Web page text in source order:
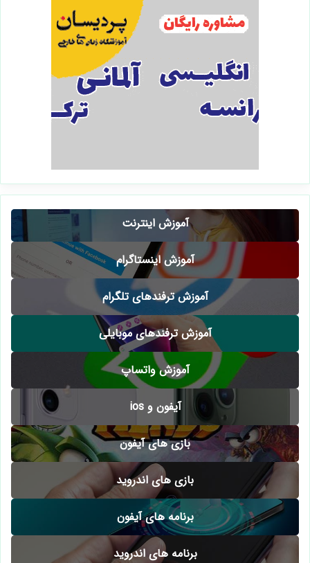
آموزش اینترنت
آموزش اینستاگرام
آموزش ترفندهای تلگرام
آموزش ترفندهای موبایلی
آموزش واتساپ
آیفون و ios
بازی های آیفون
بازی های اندروید
برنامه های آیفون
برنامه های اندروید